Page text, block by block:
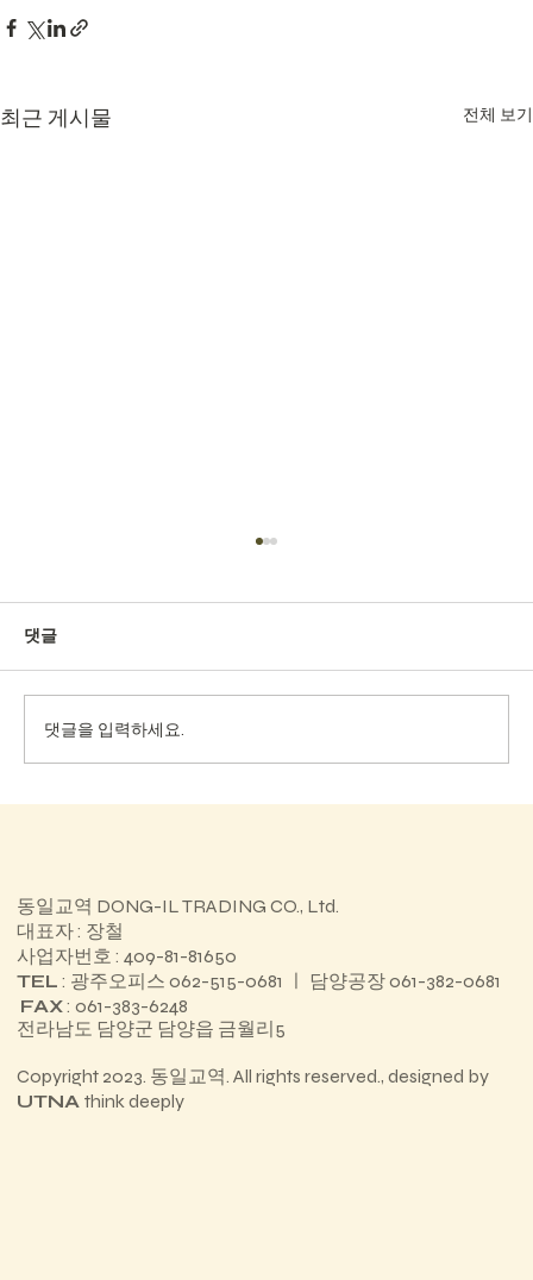
최근 게시물 전체 보기
댓글
댓글을 입력하세요.
동일교역 DONG-IL TRADING CO., Ltd.
대표자 : 장철
사업자번호 : 409-81-81650
TEL : 광주오피스 062-515-0681 ㅣ 담양공장 061-382-0681
FAX: 061-383-6248
전라남도 담양군 담양읍 금월리5
Copyright 2023. 동일교역. All rights reserved., designed by
UTNA think deeply